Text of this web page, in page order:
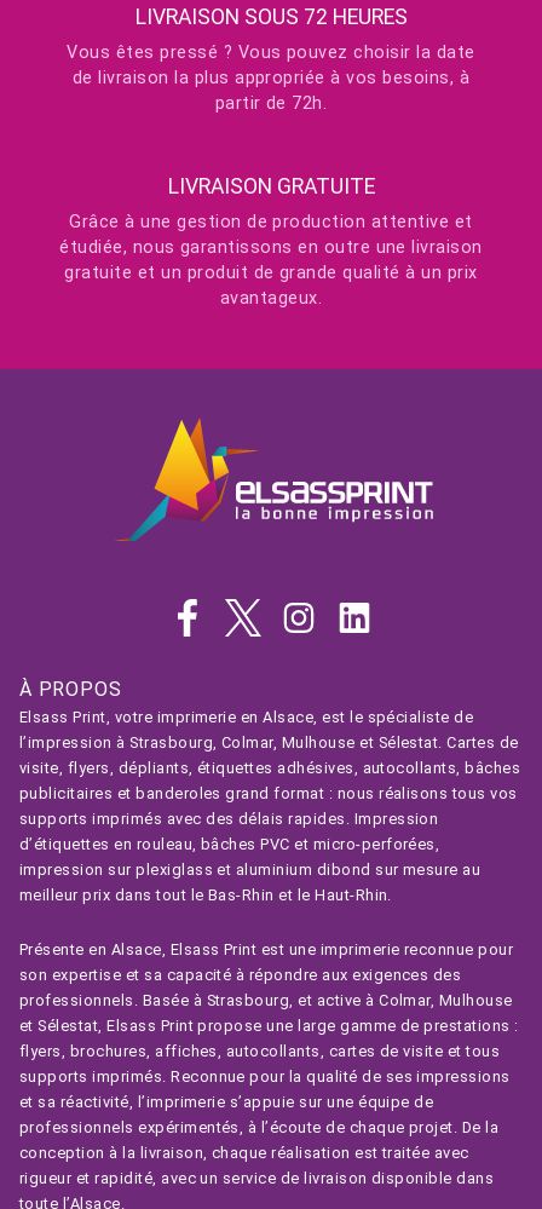
LIVRAISON SOUS 72 HEURES
Vous êtes pressé ? Vous pouvez choisir la date
de livraison la plus appropriée à vos besoins, à
partir de 72h.
LIVRAISON GRATUITE
Grâce à une gestion de production attentive et
étudiée, nous garantissons en outre une livraison
gratuite et un produit de grande qualité à un prix
avantageux.
À PROPOS
Elsass Print, votre imprimerie en Alsace, est le spécialiste de
l’impression à Strasbourg, Colmar, Mulhouse et Sélestat. Cartes de
visite, flyers, dépliants, étiquettes adhésives, autocollants, bâches
publicitaires et banderoles grand format : nous réalisons tous vos
supports imprimés avec des délais rapides. Impression
d’étiquettes en rouleau, bâches PVC et micro-perforées,
impression sur plexiglass et aluminium dibond sur mesure au
meilleur prix dans tout le Bas-Rhin et le Haut-Rhin.
Présente en Alsace, Elsass Print est une imprimerie reconnue pour
son expertise et sa capacité à répondre aux exigences des
professionnels. Basée à Strasbourg, et active à Colmar, Mulhouse
et Sélestat, Elsass Print propose une large gamme de prestations :
flyers, brochures, affiches, autocollants, cartes de visite et tous
supports imprimés. Reconnue pour la qualité de ses impressions
et sa réactivité, l’imprimerie s’appuie sur une équipe de
professionnels expérimentés, à l’écoute de chaque projet. De la
conception à la livraison, chaque réalisation est traitée avec
rigueur et rapidité, avec un service de livraison disponible dans
toute l’Alsace.